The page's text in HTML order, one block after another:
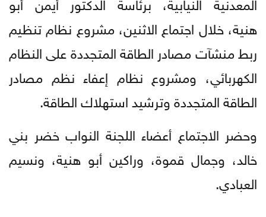
هنية، خلال اجتماع الاثنين، مشروع نظام تنظيم
ربط منشآت مصادر الطاقة المتجددة على النظام
الكهربائي، ومشروع نظام إعفاء نظم مصادر
الطاقة المتجددة وترشيد استهلاك الطاقة.
وحضر الاجتماع أعضاء اللجنة النواب خضر بني
خالد، وجمال قموة، وراكين أبو هنية، ونسيم
العبادي.